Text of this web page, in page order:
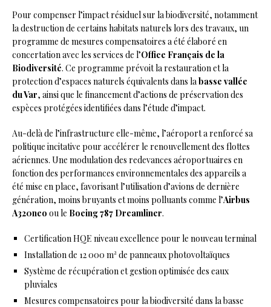
Pour compenser l’impact résiduel sur la biodiversité, notamment
la destruction de certains habitats naturels lors des travaux, un
programme de mesures compensatoires a été élaboré en
concertation avec les services de l’Office Français de la
Biodiversité. Ce programme prévoit la restauration et la
protection d’espaces naturels équivalents dans la basse vallée
du Var, ainsi que le financement d’actions de préservation des
espèces protégées identifiées dans l’étude d’impact.
Au-delà de l’infrastructure elle-même, l’aéroport a renforcé sa
politique incitative pour accélérer le renouvellement des flottes
aériennes. Une modulation des redevances aéroportuaires en
fonction des performances environnementales des appareils a
été mise en place, favorisant l’utilisation d’avions de dernière
génération, moins bruyants et moins polluants comme l’Airbus
A320neo ou le Boeing 787 Dreamliner.
Certification HQE niveau excellence pour le nouveau terminal
Installation de 12 000 m² de panneaux photovoltaïques
Système de récupération et gestion optimisée des eaux
pluviales
Mesures compensatoires pour la biodiversité dans la basse